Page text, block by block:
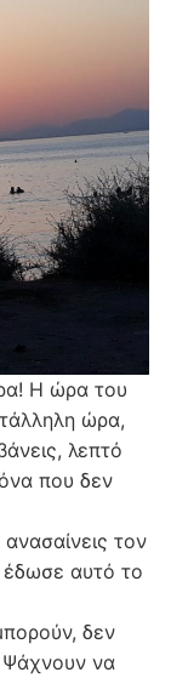
Η ώρα του
ώρα,
λεπτό
που δεν
τον
έδωσε αυτό το
δεν
Ψάχνουν να